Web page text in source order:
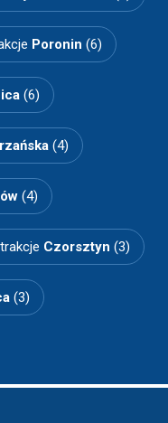
Poronin (6)
(6)
(4)
(4)
Czorsztyn (3)
(3)